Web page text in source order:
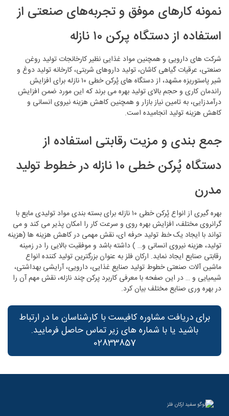
نمونه‌ کارهای موفق و تجربه‌های صنعتی از
استفاده از دستگاه پرکن ۱۰ نازله
شرکت های دارویی و همچنین مواد غذایی نظیر کارخانجات تولید روغن
صنعتی، عرقیات گیاهی کاشان، تولید داروهای شربتی، کارخانه تولید دوغ و
شیر پاستوریزه مشهد، از دستگاه های پُرکن خطی ۱۰ نازله برای افزایش
راندمان کاری و حجم بالای تولید بهره می برند که این مورد ضمن افزایش
درآمدزایی، به تامین نیاز بازار و همچنین کاهش هزینه نیروی انسانی و
کاهش هزینه تولید انجامیده است.
جمع بندی و مزیت رقابتی استفاده از
دستگاه پُرکن خطی ۱۰ نازله در خطوط تولید
مدرن
بهره گیری از انواع پُرکن خطی ۱۰ نازله برای بسته بندی مواد تولیدی مایع با
گرانروی مختلف، افزایش بهره روی و سرعت کار را امکان پذیر می کند و می
تواند با ایجاد یک خط تولید حرفه‌ ای، نقش مهمی در کاهش هزینه ها (هزینه
تولید، هزینه نیروی انسانی و… ) داشته باشد و موفقیت بالایی را در زمینه
رقابتی صنایع ایجاد نماید. ارکان فلز به عنوان بزرگترین تولید کننده انواع
ماشین آلات صنعتی خطوط تولید صنایع غذایی، دارویی، آرایشی بهداشتی،
شیمیایی و … در این صفحه با معرفی کاربرد پرکن چند نازله، نقش مهم آن را
در بهره وری صنایع مختلف بیان کرد.
برای دریافت مشاوره کافیست با کارشناسان ما در ارتباط
باشید یا با شماره های زیر تماس حاصل فرمایید.
02833857